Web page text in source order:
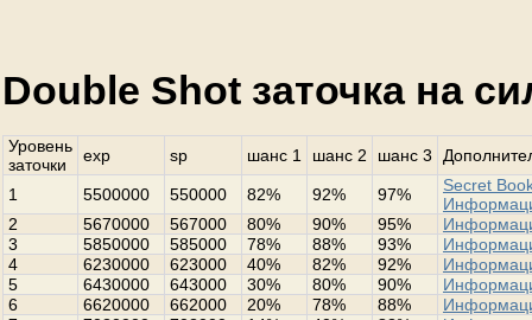
Double Shot заточка на
Уровень
заточки
exp sp шанс 1 шанс 2 шанс 3
1 5500000 550000 82% 92% 97%
Secret
2
5670000 567000 80% 90% 95%
3
5850000 585000 78% 88% 93%
4
6230000 623000 40% 82% 92%
5
6430000 643000 30% 80% 90%
6
6620000 662000 20% 78% 88%